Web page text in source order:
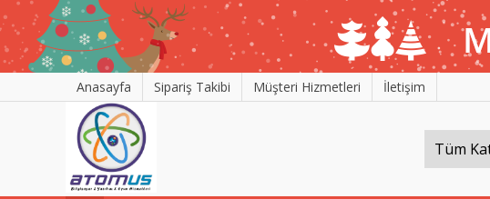
Anasayfa Sipariş Takibi Müşteri Hizmetleri İletişim